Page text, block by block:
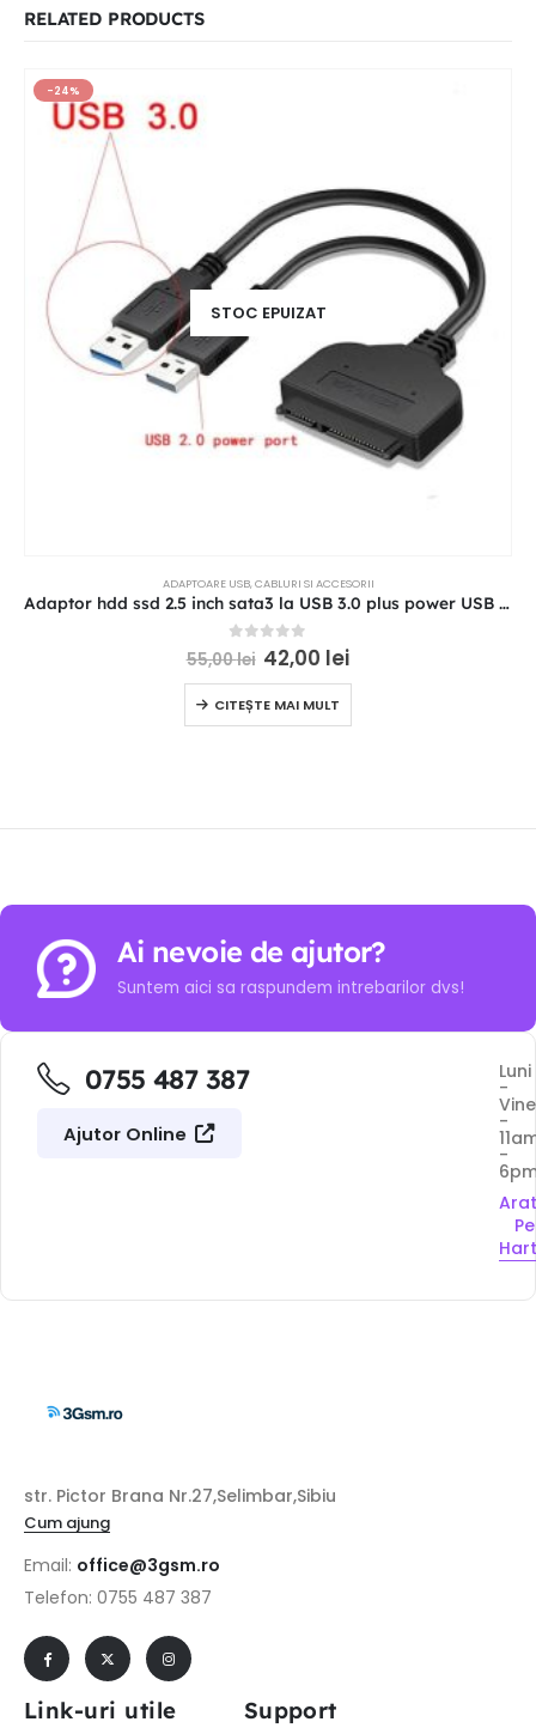
RELATED PRODUCTS
-24%
STOC EPUIZAT
ADAPTOARE USB,CABLURI SI ACCESORII
Adaptor hdd ssd 2.5 inch sata3 la USB 3.0 plus power USB 2.0
0out of 5
55,00lei 42,00 lei
CITEȘTE MAI MULT
Ai nevoie de ajutor?
Suntem aici sa raspundem intrebarilor dvs!
0755 487 387
Ajutor Online
Luni
-
-
-
Pe
str. Pictor Brana Nr.27,Selimbar,Sibiu
Cum ajung
Email: office@3gsm.ro
Telefon: 0755 487 387
Link-uri utile Support